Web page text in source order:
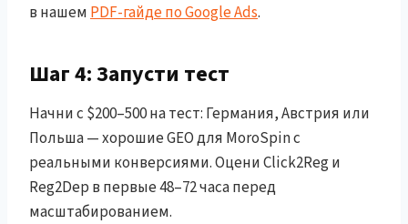
в нашем PDF-гайде по Google Ads.
Шаг 4: Запусти тест
Начни с $200–500 на тест: Германия, Австрия или
Польша — хорошие GEO для MoroSpin с
реальными конверсиями. Оцени Click2Reg и
Reg2Dep в первые 48–72 часа перед
масштабированием.